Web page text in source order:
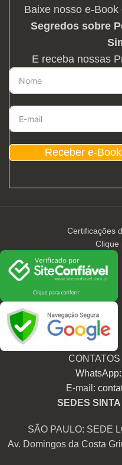
Baixe nosso e-
Segredos sobre
E receba nossas
Receber e-Book
Certificações
Clique
E-mail:
SEDES
SÃO PAULO: SEDE
Av. Domingos da Costa